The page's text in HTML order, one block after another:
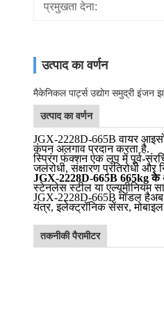
प्रमुखता देना:
उत्पाद का वर्णन
मैकेनिकल पार्ट्स उद्योग समुद्री
उत्पाद का वर्णन
JGX-2228D-665B वायर
कंपन अलगाव प्रदान करता है.
स्प्रिंग फंक्शन एक लूप में पूर्व-
जलरोधी, संक्षारण प्रतिरोधी और
JGX-2228D-665B 665kg के
स्टेनलेस स्टील या एल्यूमीनियम
JGX-2228D-665B मॉडल हैअब
यंत्र, इलेक्ट्रॉनिक सेंसर,
तकनीकी पैरामीटर